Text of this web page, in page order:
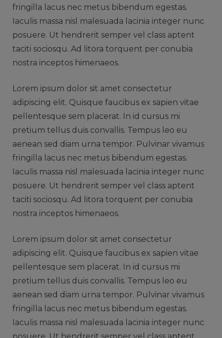
fringilla lacus nec metus bibendum egestas.
Iaculis massa nisl malesuada lacinia integer nunc
posuere. Ut hendrerit semper vel class aptent
taciti sociosqu. Ad litora torquent per conubia
nostra inceptos himenaeos.
Lorem ipsum dolor sit amet consectetur
adipiscing elit. Quisque faucibus ex sapien vitae
pellentesque sem placerat. In id cursus mi
pretium tellus duis convallis. Tempus leo eu
aenean sed diam urna tempor. Pulvinar vivamus
fringilla lacus nec metus bibendum egestas.
Iaculis massa nisl malesuada lacinia integer nunc
posuere. Ut hendrerit semper vel class aptent
taciti sociosqu. Ad litora torquent per conubia
nostra inceptos himenaeos.
Lorem ipsum dolor sit amet consectetur
adipiscing elit. Quisque faucibus ex sapien vitae
pellentesque sem placerat. In id cursus mi
pretium tellus duis convallis. Tempus leo eu
aenean sed diam urna tempor. Pulvinar vivamus
fringilla lacus nec metus bibendum egestas.
Iaculis massa nisl malesuada lacinia integer nunc